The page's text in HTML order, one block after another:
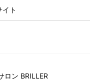
ト
ロン BRILLER